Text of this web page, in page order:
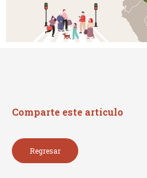
Comparte este artículo
Regresar